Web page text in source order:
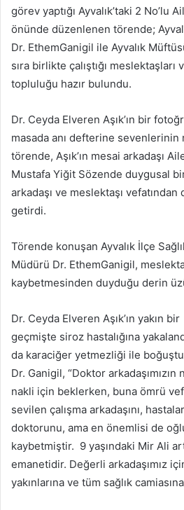
görev yaptığı Ayvalık’taki 2 No’lu
önünde düzenlenen törende;
Dr. EthemGanigil ile Ayvalık
sıra birlikte çalıştığı meslektaşları
topluluğu hazır bulundu.
Dr. Ceyda Elveren Aşık’ın bir
masada anı defterine sevenlerinin
törende, Aşık’ın mesai arkadaşı
Mustafa Yiğit Sözende duygusal
arkadaşı ve meslektaşı
getirdi.
Törende konuşan Ayvalık İlçe
Müdürü Dr. EthemGanigil,
kaybetmesinden duyduğu derin
Dr. Ceyda Elveren Aşık’ın yakın bir
geçmişte siroz hastalığına
da karaciğer yetmezliği ile
Dr. Ganigil, “Doktor
nakli için beklerken, buna ömrü
sevilen çalışma arkadaşını,
doktorunu, ama en önemlisi de
kaybetmiştir. 9 yaşındaki Mir Ali
emanetidir. Değerli arkadaşımız
yakınlarına ve tüm sağlık